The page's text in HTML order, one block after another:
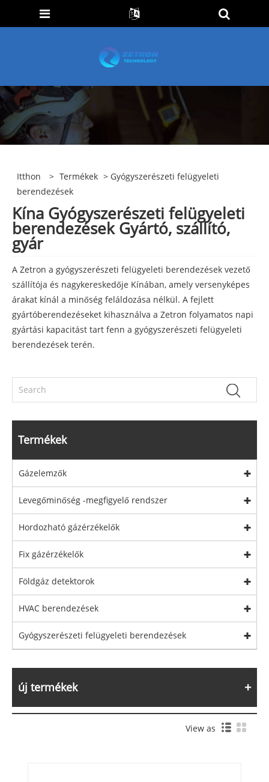
Itthon > Termékek > Gyógyszerészeti felügyeleti
berendezések
Kína Gyógyszerészeti felügyeleti
berendezések Gyártó, szállító,
gyár
A Zetron a gyógyszerészeti felügyeleti berendezések vezető
szállítója és nagykereskedője Kínában, amely versenyképes
árakat kínál a minőség feláldozása nélkül. A fejlett
gyártóberendezéseket kihasználva a Zetron folyamatos napi
gyártási kapacitást tart fenn a gyógyszerészeti felügyeleti
berendezések terén.
Termékek
Gázelemzők
Levegőminőség -megfigyelő rendszer
Hordozható gázérzékelők
Fix gázérzékelők
Földgáz detektorok
HVAC berendezések
Gyógyszerészeti felügyeleti berendezések
új termékek
View as